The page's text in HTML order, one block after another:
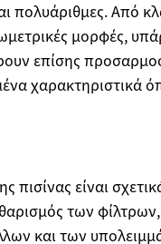
πολυάριθμες. Από
μορφές,
επίσης
είναι
των
και των